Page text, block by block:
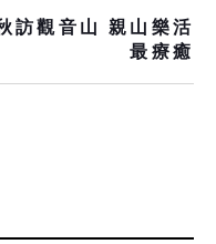
訪觀音山 親山樂活
最療癒